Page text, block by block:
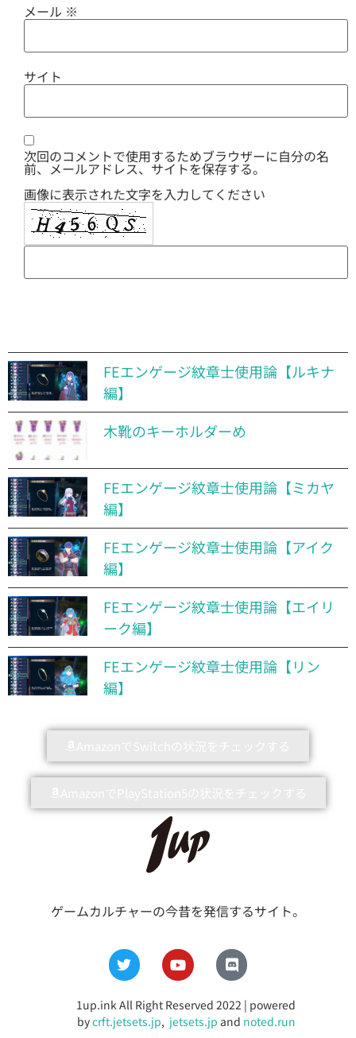
メール ※
サイト
次回のコメントで使用するためブラウザーに自分の名
前、メールアドレス、サイトを保存する。
画像に表示された文字を入力してください
FEエンゲージ紋章士使用論【ルキナ
編】
木靴のキーホルダーめ
FEエンゲージ紋章士使用論【ミカヤ
編】
FEエンゲージ紋章士使用論【アイク
編】
FEエンゲージ紋章士使用論【エイリ
ーク編】
FEエンゲージ紋章士使用論【リン
編】
ゲームカルチャーの今昔を発信するサイト。
1up.ink All Right Reserved 2022 | powered
bycrft.jetsets.jp, jetsets.jp and noted.run